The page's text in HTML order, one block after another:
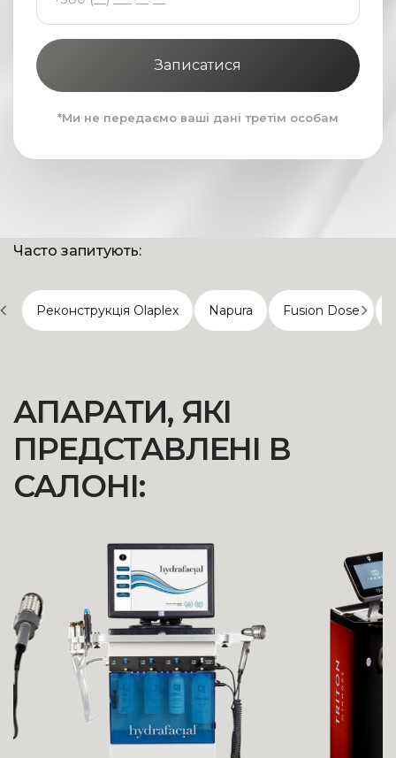
Записатися
*Ми не передаємо ваші дані третім особам
Часто запитують:
Реконструкція Olaplex Napura Fusion Dose
АПАРАТИ, ЯКІ
ПРЕДСТАВЛЕНІ В
САЛОНІ: